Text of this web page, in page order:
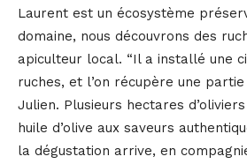
Laurent est un écosystème
domaine, nous découvrons des
apiculteur local. “Il a installé une
ruches, et l’on récupère une partie
Julien. Plusieurs hectares
huile d’olive aux saveurs
la dégustation arrive, en